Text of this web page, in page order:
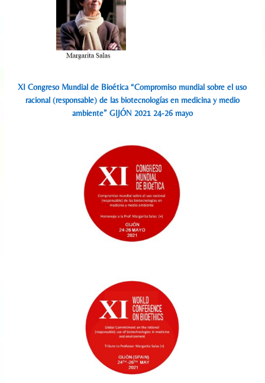
XI Congreso Mundial de Bioética “Compromiso mundial sobre el uso
racional (responsable) de las biotecnologías en medicina y medio
ambiente” GIJÓN 2021 24-26 mayo